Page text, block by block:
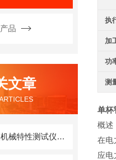
品
文章
如何应对高压开关机械特性测试仪常见的故障
执
加
功
测
单杯
概述
在电
应电